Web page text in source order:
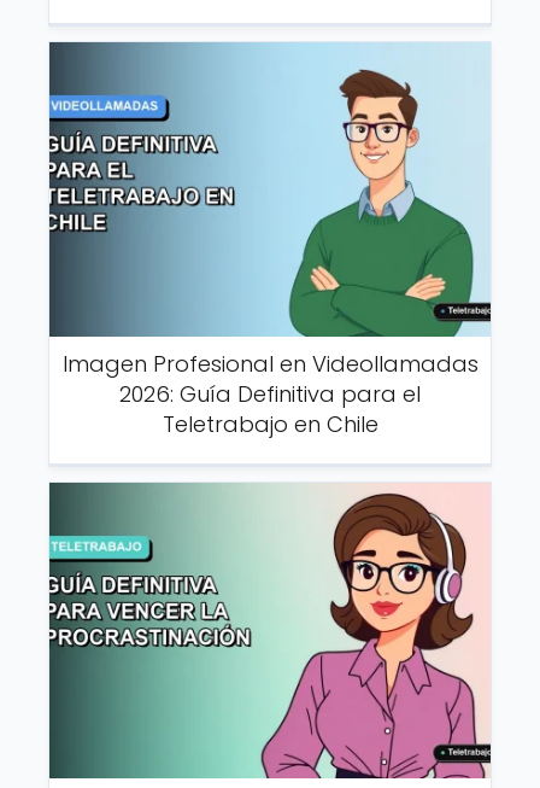
Imagen Profesional en Videollamadas
2026: Guía Definitiva para el
Teletrabajo en Chile